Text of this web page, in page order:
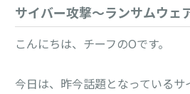
サイバー攻撃～ランサムウェ
こんにちは、チーフのOです。
今日は、昨今話題となっている